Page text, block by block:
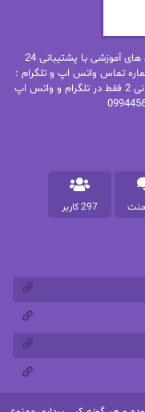
اسحقی
محمدی
سایت اخودان مرجع کامل رمان و کتاب و فایل های آموزشی با پشتیبانی 24
تماس واتس اپ و تلگرام :
عباس علی میرزائی 09221706572 شماره پشتیبانی 2 فقط در تلگرام و واتس اپ
297 کاربر